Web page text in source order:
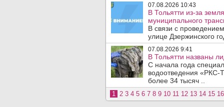
07.08.2026 10:43
В Тольятти из-за
муниципального
В связи с
улице Дзержинского
07.08.2026 9:41
В Тольятти названы
С начала года
водоотведения «РКС-
более 34 тысяч ..
1 2 3 4 5 6 7 8 9 10 11 12 13 14 15 16